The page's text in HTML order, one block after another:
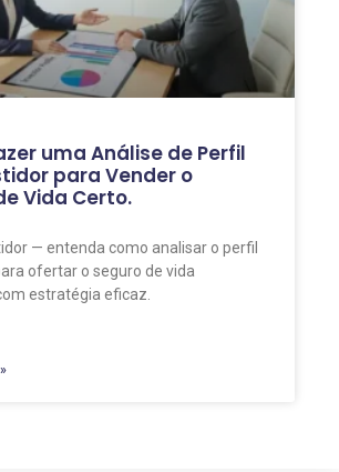
uma Análise de Perfil
para Vender o
Vida Certo.
— entenda como analisar o perfil
ofertar o seguro de vida
estratégia eficaz.